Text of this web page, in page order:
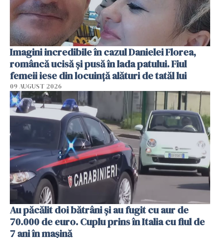
Imagini incredibile în cazul Danielei Florea,
româncă ucisă și pusă în lada patului. Fiul
femeii iese din locuință alături de tatăl lui
09 AUGUST 2026
Au păcălit doi bătrâni și au fugit cu aur de
70.000 de euro. Cuplu prins în Italia cu fiul de
7 ani în mașină